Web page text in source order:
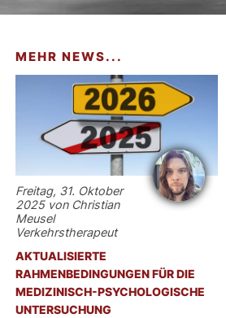
MEHR NEWS...
Freitag, 31. Oktober
2025 von Christian
Meusel
Verkehrstherapeut
AKTUALISIERTE
RAHMENBEDINGUNGEN FÜR DIE
MEDIZINISCH-PSYCHOLOGISCHE
UNTERSUCHUNG